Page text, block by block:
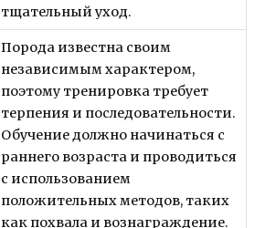
тщательный уход.
Порода известна своим
независимым характером,
поэтому тренировка требует
терпения и последовательности.
Обучение должно начинаться с
раннего возраста и проводиться
с использованием
положительных методов, таких
как похвала и вознаграждение.